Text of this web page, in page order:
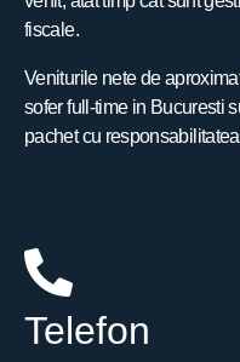
fiscale.
Veniturile nete de
sofer full-time in Bucuresti
pachet cu
Telefon